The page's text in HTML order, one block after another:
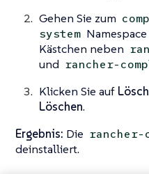
Gehen Sie zum
system
Kästchen neben
und rancher-
Klicken Sie auf
Löschen.
Ergebnis: Die rancher-
deinstalliert.